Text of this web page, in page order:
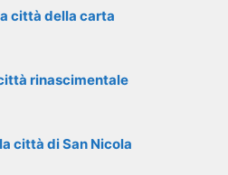
città della carta
rinascimentale
città di San Nicola